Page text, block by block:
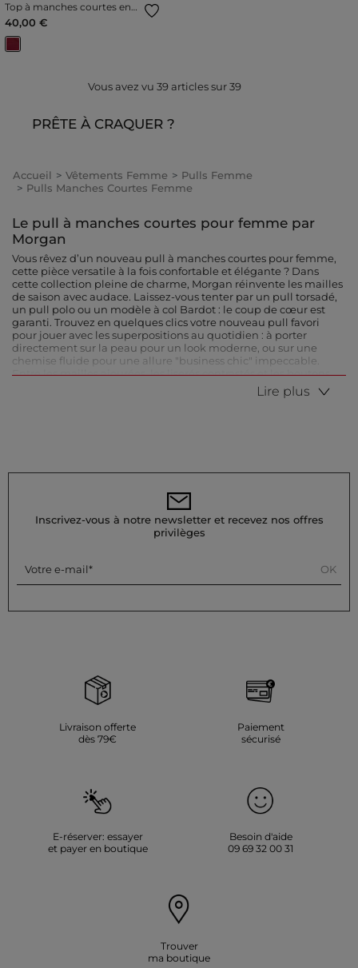
Top à manches courtes en
dentelle bordeaux femme
40,00 €
Vous avez vu 39 articles sur39
PRÊTE À CRAQUER ?
Accueil Vêtements Femme
Pulls Femme
Pulls Manches Courtes Femme
Le pull à manches courtes pour femme par
Morgan
Vous rêvez d’un nouveau pull à manches courtes pour femme,
cette pièce versatile à la fois confortable et élégante ? Dans
cette collection pleine de charme, Morgan réinvente les mailles
de saison avec audace. Laissez-vous tenter par un pull torsadé,
un pull polo ou un modèle à col Bardot : le coup de cœur est
garanti. Trouvez en quelques clics votre nouveau pull favori
pour jouer avec les superpositions au quotidien : à porter
directement sur la peau pour un look moderne, ou sur une
chemise fluide pour une allure "business chic" impeccable.
Entre les mailles ajourées, les liserés contrastés et les boutons
dorés, chaque pull Morgan se démarque et vous rend encore
plus unique. Indispensable de la mi-saison, le pull à manches
sa polyvalence et le grand choix de styles disponibles. Grâce à
lui, vous pouvez réinventer votre style à l’infini en mélangeant
motifs, coupes et textures. Par exemple, mariez le style cosy de
votre pull avec l’allure formelle d’une chemise à col cassé, ou
sweat à capuche. Si votre pull à manches courtes est long ou
oversize, rentrez le devant dans un pantalon taille haute ou
également à la règle du monochrome : un look tout en beige
robes d'été préférées : enfilez votre pull par-dessus, avec des
collants si besoin, pour l’adapter aux températures de la mi-
Nos idées de tenues avec un pull à manches courtes
Pour un look cosy et chaleureux, osez les couleurs un peu plus
pull à manches courtes boutonné rentré dans une jupe
patineuse avec des bottines à talons. Pour un look
un pull en maille torsadée, ajoutez un foulard noué comme une
cravate et portez un pantalon cigarette ou à pinces. Pour une
Quel pull à manches courtes vous fera craquer ?
Morgan vous dévoile le pull féminin à manches courtes sous
toutes ses coutures : col polo en bleu ciel, rose poudré ou sable,
Lire plus
Inscrivez-vous à notre newsletter et recevez nos offres
privilèges
Votre e-mail OK
Livraison offerte
dès 79€
Paiement
sécurisé
E-réserver: essayer
et payer en boutique
Besoin d'aide
09 69 32 00 31
Trouver
ma boutique